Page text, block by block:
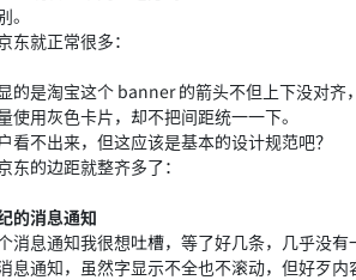
。
东就正常很多：
的是淘宝这个 banner 的箭头不但上下没对齐
使用灰色卡片，却不把间距统一一下。
看不出来，但这应该是基本的设计规范吧？
东的边距就整齐多了：
的消息通知
消息通知我很想吐槽，等了好几条，几乎没有
息通知，虽然字显示不全也不滚动，但好歹内